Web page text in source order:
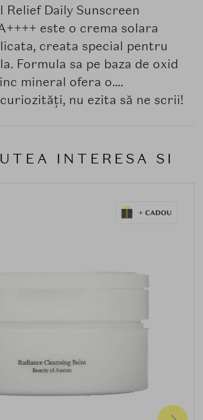
Relief Daily Sunscreen
este o crema solara
creata special pentru
Formula sa pe baza de oxid
mineral ofera o....
nu ezita să ne scrii!
INTERESA SI